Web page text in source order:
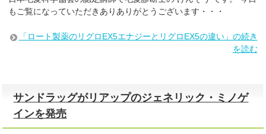
もご覧になっていただきありありがとうございます・・・
「ロート製薬のリグロEX5エナジーとリグロEX5の違い」の続き
を読む
サンドラッグがリアップのジェネリック・ミノゲ
インを発売